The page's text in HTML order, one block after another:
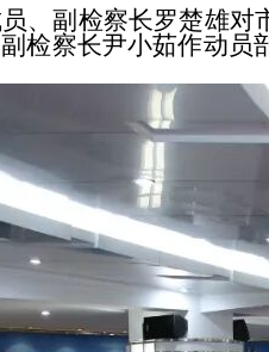
副检察长罗楚雄对
检察长尹小茹作动